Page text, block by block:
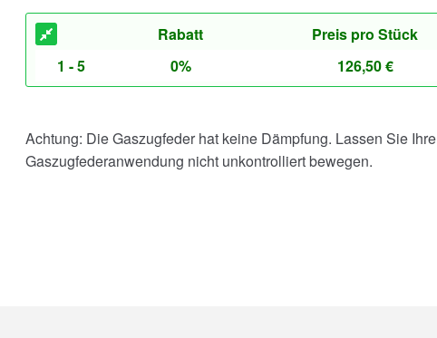
Rabatt
Preis pro Stück
1 - 5
0% 126,50€
Achtung: Die Gaszugfeder hat keine Dämpfung. Lassen Sie Ihre
Gaszugfederanwendung nicht unkontrolliert bewegen.